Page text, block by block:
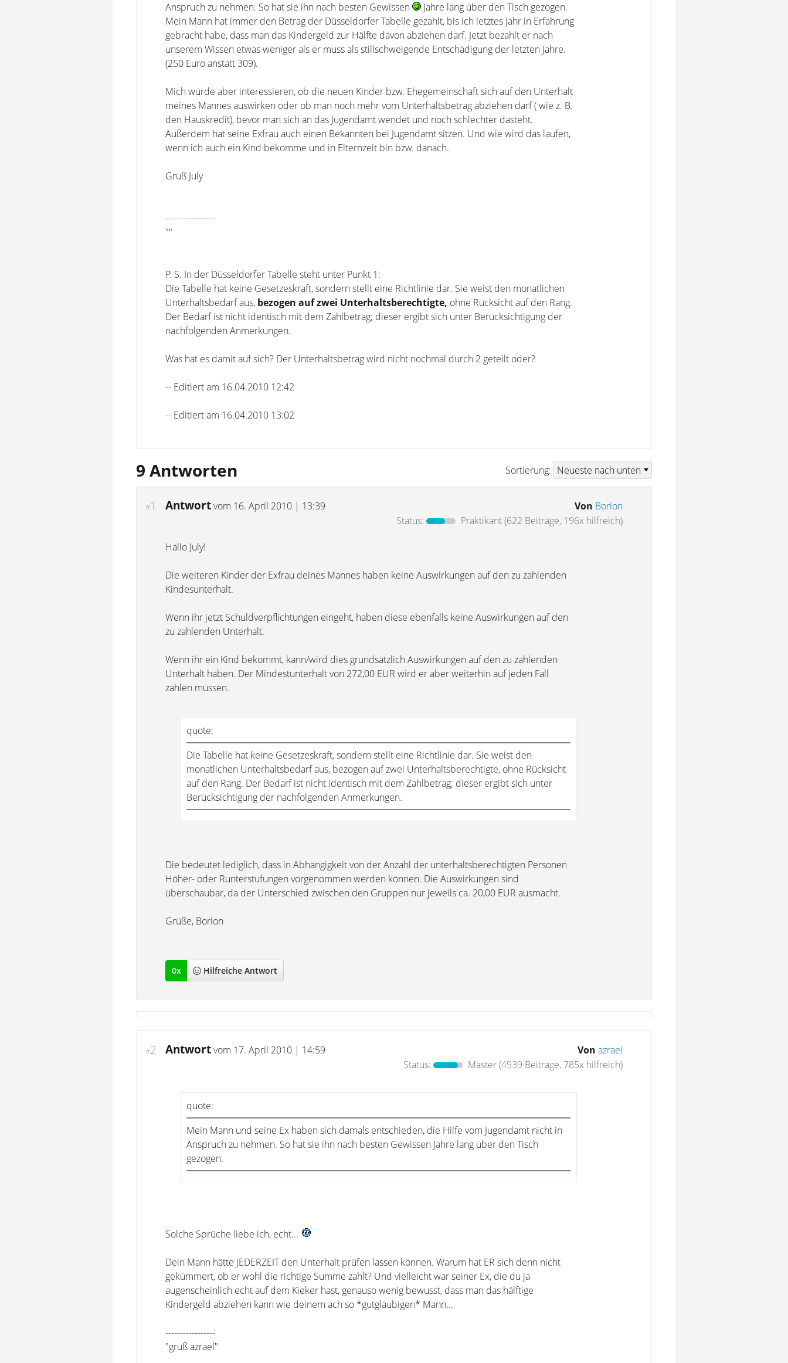
Anspruch zu nehmen. So hat sie ihn nach besten Gewissen
Jahre lang über den Tisch gezogen.
Mein Mann hat immer den Betrag der Düsseldorfer Tabelle gezahlt, bis ich letztes Jahr in Erfahrung
gebracht habe, dass man das Kindergeld zur Hälfte davon abziehen darf. Jetzt bezahlt er nach
unserem Wissen etwas weniger als er muss als stillschweigende Entschädigung der letzten Jahre.
(250 Euro anstatt 309).
Mich würde aber interessieren, ob die neuen Kinder bzw. Ehegemeinschaft sich auf den Unterhalt
meines Mannes auswirken oder ob man noch mehr vom Unterhaltsbetrag abziehen darf ( wie z. B.
den Hauskredit), bevor man sich an das Jugendamt wendet und noch schlechter dasteht.
Außerdem hat seine Exfrau auch einen Bekannten bei Jugendamt sitzen. Und wie wird das laufen,
wenn ich auch ein Kind bekomme und in Elternzeit bin bzw. danach.
Gruß July
-----------------
""
P. S. In der Düsseldorfer Tabelle steht unter Punkt 1:
Die Tabelle hat keine Gesetzeskraft, sondern stellt eine Richtlinie dar. Sie weist den monatlichen
Unterhaltsbedarf aus, bezogen auf zwei Unterhaltsberechtigte, ohne Rücksicht auf den Rang.
Der Bedarf ist nicht identisch mit dem Zahlbetrag; dieser ergibt sich unter Berücksichtigung der
nachfolgenden Anmerkungen.
Was hat es damit auf sich? Der Unterhaltsbetrag wird nicht nochmal durch 2 geteilt oder?
-- Editiert am 16.04.2010 12:42
-- Editiert am 16.04.2010 13:02
9 Antworten Sortierung:
#1 Antwortvom 16. April 2010 | 13:39 Von Borion
Status:
Praktikant(622 Beiträge, 196x hilfreich)
Hallo July!
Die weiteren Kinder der Exfrau deines Mannes haben keine Auswirkungen auf den zu zahlenden
Kindesunterhalt.
Wenn ihr jetzt Schuldverpflichtungen eingeht, haben diese ebenfalls keine Auswirkungen auf den
zu zahlenden Unterhalt.
Wenn ihr ein Kind bekommt, kann/wird dies grundsätzlich Auswirkungen auf den zu zahlenden
Unterhalt haben. Der Mindestunterhalt von 272,00 EUR wird er aber weiterhin auf jeden Fall
zahlen müssen.
quote:
Die Tabelle hat keine Gesetzeskraft, sondern stellt eine Richtlinie dar. Sie weist den
monatlichen Unterhaltsbedarf aus, bezogen auf zwei Unterhaltsberechtigte, ohne Rücksicht
auf den Rang. Der Bedarf ist nicht identisch mit dem Zahlbetrag; dieser ergibt sich unter
Berücksichtigung der nachfolgenden Anmerkungen.
Die bedeutet lediglich, dass in Abhängigkeit von der Anzahl der unterhaltsberechtigten Personen
Höher- oder Runterstufungen vorgenommen werden können. Die Auswirkungen sind
überschaubar, da der Unterschied zwischen den Gruppen nur jeweils ca. 20,00 EUR ausmacht.
Grüße, Borion
0x Hilfreiche Antwort
#2 Antwortvom 17. April 2010 | 14:59 Von azrael
Status:
Master(4939 Beiträge, 785x hilfreich)
quote:
Mein Mann und seine Ex haben sich damals entschieden, die Hilfe vom Jugendamt nicht in
Anspruch zu nehmen. So hat sie ihn nach besten Gewissen Jahre lang über den Tisch
gezogen.
Solche Sprüche liebe ich, echt...
Dein Mann hätte JEDERZEIT den Unterhalt prüfen lassen können. Warum hat ER sich denn nicht
gekümmert, ob er wohl die richtige Summe zahlt? Und vielleicht war seiner Ex, die du ja
augenscheinlich echt auf dem Kieker hast, genauso wenig bewusst, dass man das hälftige
Kindergeld abziehen kann wie deinem ach so *gutgläubigen* Mann...
-----------------
"gruß azrael"